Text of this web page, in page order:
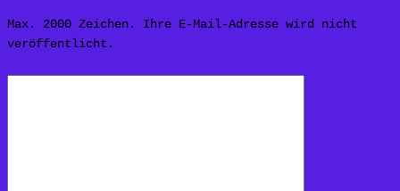
Max. 2000 Zeichen. Ihre E-Mail-Adresse wird nicht
veröffentlicht.